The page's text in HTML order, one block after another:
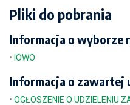
Pliki do pobrania
Informacja o
• IOWO
Informacja o zawartej
• OGŁOSZENIE O UDZIELENIU